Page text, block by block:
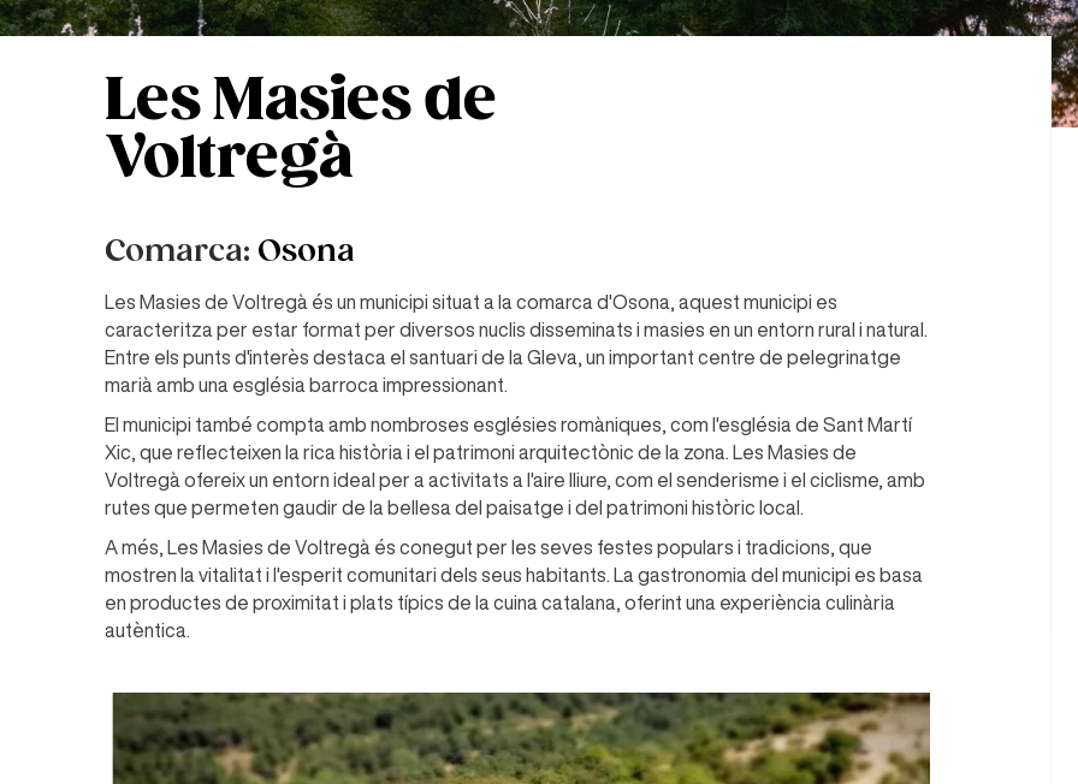
Les Masies de
Voltregà
Comarca: Osona
Les Masies de Voltregà és un municipi situat a la comarca d'Osona, aquest municipi es
caracteritza per estar format per diversos nuclis disseminats i masies en un entorn rural i natural.
Entre els punts d'interès destaca el santuari de la Gleva, un important centre de pelegrinatge
marià amb una església barroca impressionant.
El municipi també compta amb nombroses esglésies romàniques, com l'església de Sant Martí
Xic, que reflecteixen la rica història i el patrimoni arquitectònic de la zona. Les Masies de
Voltregà ofereix un entorn ideal per a activitats a l'aire lliure, com el senderisme i el ciclisme, amb
rutes que permeten gaudir de la bellesa del paisatge i del patrimoni històric local.
A més, Les Masies de Voltregà és conegut per les seves festes populars i tradicions, que
mostren la vitalitat i l'esperit comunitari dels seus habitants. La gastronomia del municipi es basa
en productes de proximitat i plats típics de la cuina catalana, oferint una experiència culinària
autèntica.